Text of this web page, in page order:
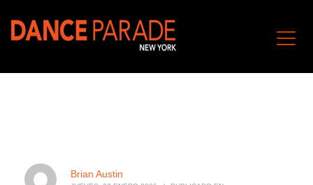
Brian Austin